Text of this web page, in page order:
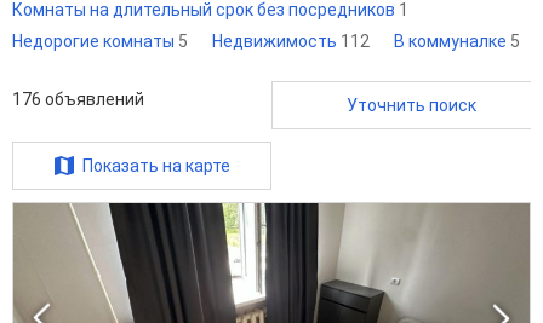
Комнаты на длительный срок без посредников 1
Недорогие комнаты 5 Недвижимость 112 В коммуналке 5
176 объявлений Уточнить поиск
Показать на карте